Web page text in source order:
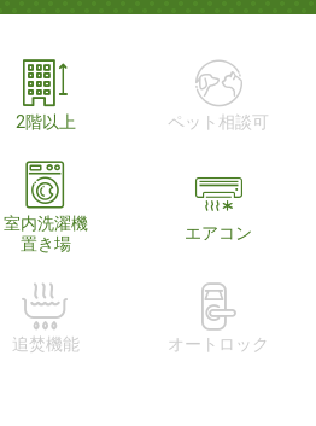
2階以上 ペット相談可
室内洗濯機
置き場
エアコン
追焚機能 オートロック